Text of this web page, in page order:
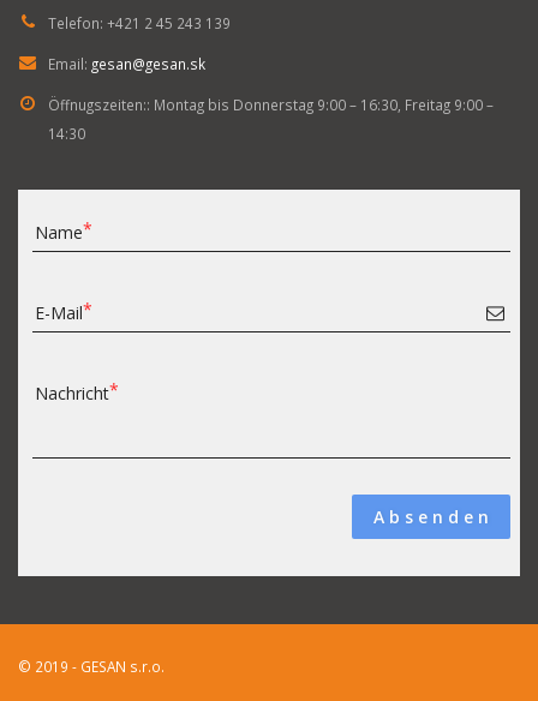
Telefon: +421 2 45 243 139
Email: gesan@gesan.sk
Öffnugszeiten:: Montag bis Donnerstag 9:00 – 16:30, Freitag 9:00 –
14:30
Name
E-Mail
Nachricht
A b s e n d e n
© 2019 - GESAN s.r.o.